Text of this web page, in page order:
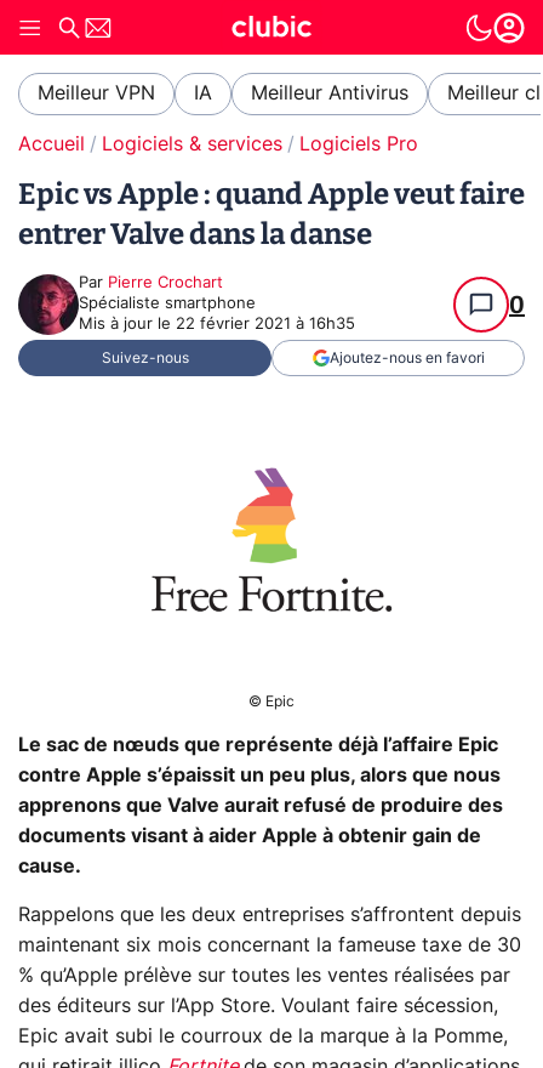
Meilleur VPN IA Meilleur Antivirus Meilleur
Accueil Logiciels & services Logiciels Pro
Epic vs Apple : quand Apple veut faire
entrer Valve dans la danse
Par Pierre Crochart
Spécialiste smartphone
Mis à jour le 22 février 2021 à 16h35
0
Suivez-nous Ajoutez-nous en favori
© Epic
Le sac de nœuds que représente déjà l’affaire Epic
contre Apple s’épaissit un peu plus, alors que nous
apprenons que Valve aurait refusé de produire des
documents visant à aider Apple à obtenir gain de
cause.
Rappelons que les deux entreprises s’affrontent depuis
maintenant six mois concernant la fameuse taxe de 30
% qu’Apple prélève sur toutes les ventes réalisées par
des éditeurs sur l’App Store. Voulant faire sécession,
Epic avait subi le courroux de la marque à la Pomme,